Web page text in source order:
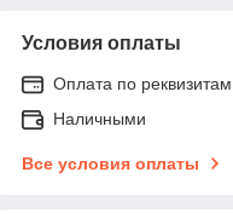
Условия оплаты
Оплата по реквизитам
Наличными
Все условия оплаты